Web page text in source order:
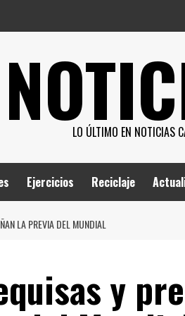
LO ÚLTIMO EN NOTICIAS
Ejercicios Reciclaje
LA PREVIA DEL MUNDIAL
y